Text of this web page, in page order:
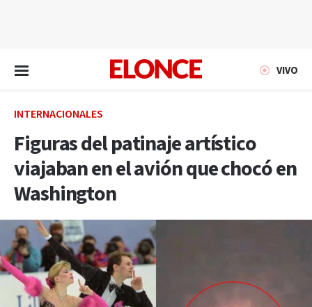
VIVO
INTERNACIONALES
Figuras del patinaje artístico
viajaban en el avión que chocó en
Washington